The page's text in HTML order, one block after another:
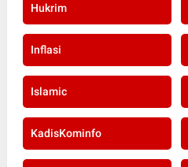
Hukrim
Inflasi
Islamic
KadisKominfo